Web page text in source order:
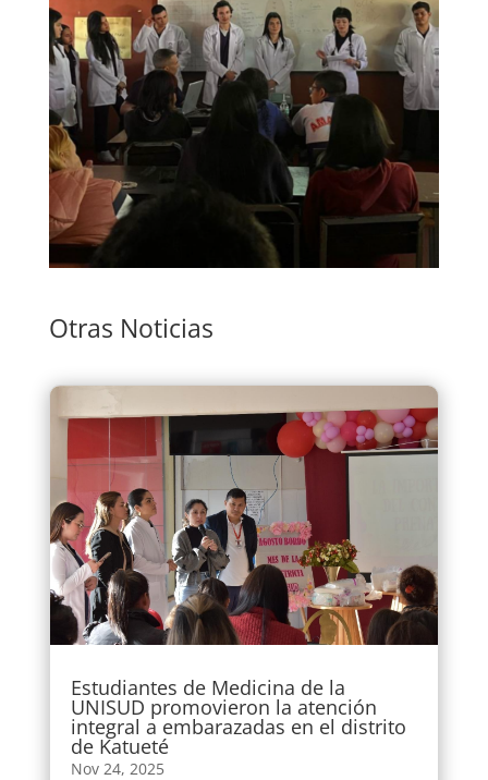
Otras Noticias
Estudiantes de Medicina de la
UNISUD promovieron la atención
integral a embarazadas en el distrito
de Katueté
Nov 24, 2025